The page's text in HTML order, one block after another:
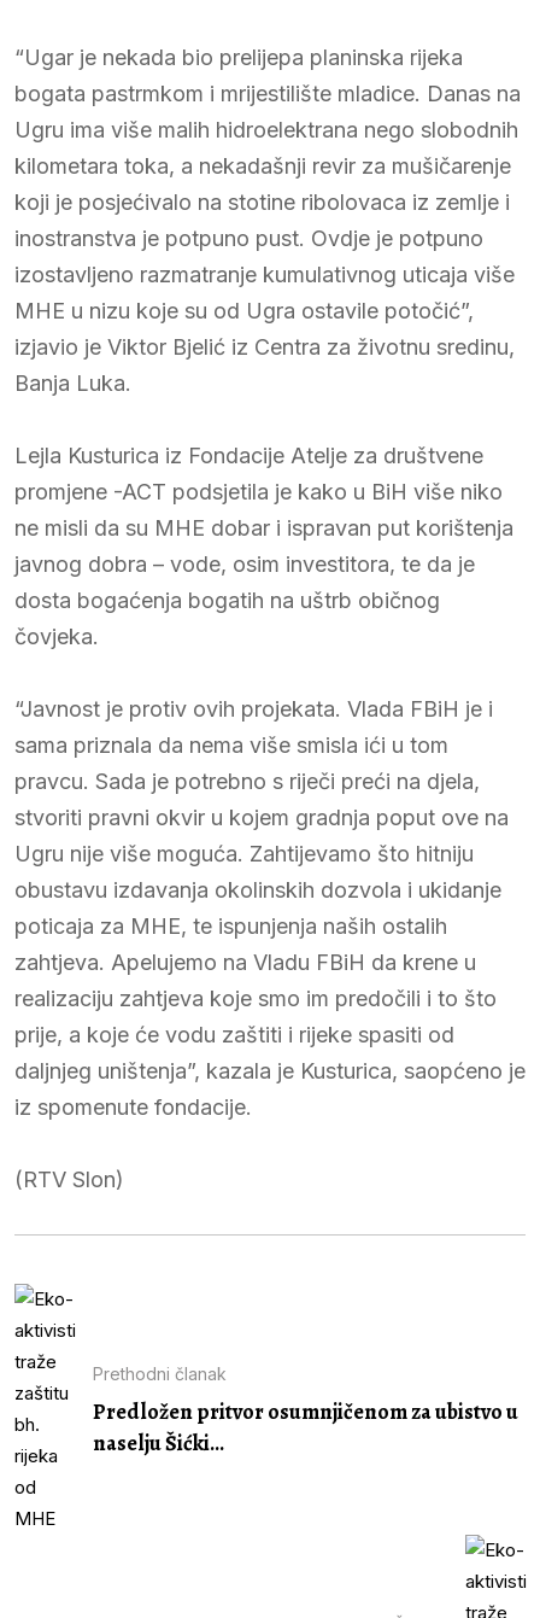
“Ugar je nekada bio prelijepa planinska rijeka
bogata pastrmkom i mrijestilište mladice. Danas na
Ugru ima više malih hidroelektrana nego slobodnih
kilometara toka, a nekadašnji revir za mušičarenje
koji je posjećivalo na stotine ribolovaca iz zemlje i
inostranstva je potpuno pust. Ovdje je potpuno
izostavljeno razmatranje kumulativnog uticaja više
MHE u nizu koje su od Ugra ostavile potočić”,
izjavio je Viktor Bjelić iz Centra za životnu sredinu,
Banja Luka.
Lejla Kusturica iz Fondacije Atelje za društvene
promjene -ACT podsjetila je kako u BiH više niko
ne misli da su MHE dobar i ispravan put korištenja
javnog dobra – vode, osim investitora, te da je
dosta bogaćenja bogatih na uštrb običnog
čovjeka.
“Javnost je protiv ovih projekata. Vlada FBiH je i
sama priznala da nema više smisla ići u tom
pravcu. Sada je potrebno s riječi preći na djela,
stvoriti pravni okvir u kojem gradnja poput ove na
Ugru nije više moguća. Zahtijevamo što hitniju
obustavu izdavanja okolinskih dozvola i ukidanje
poticaja za MHE, te ispunjenja naših ostalih
zahtjeva. Apelujemo na Vladu FBiH da krene u
realizaciju zahtjeva koje smo im predočili i to što
prije, a koje će vodu zaštiti i rijeke spasiti od
daljnjeg uništenja”, kazala je Kusturica, saopćeno je
iz spomenute fondacije.
(RTV Slon)
Prethodni članak
Predložen pritvor osumnjičenom za ubistvo u
naselju Šićki...